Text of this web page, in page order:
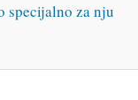
specijalno za nju